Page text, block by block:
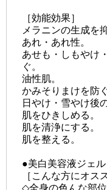
［効能効果］
メラニンの生成を
あれ・あれ性。
あせも・しもやけ
ぐ。
油性肌。
かみそりまけを防ぐ
日やけ・雪やけ後
肌をひきしめる。
肌を清浄にする。
肌を整える。
●美白美容液ジェル
［こんな方にオス